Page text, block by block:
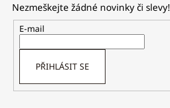
Nezmeškejte žádné novinky či slevy!
E-mail
PŘIHLÁSIT SE